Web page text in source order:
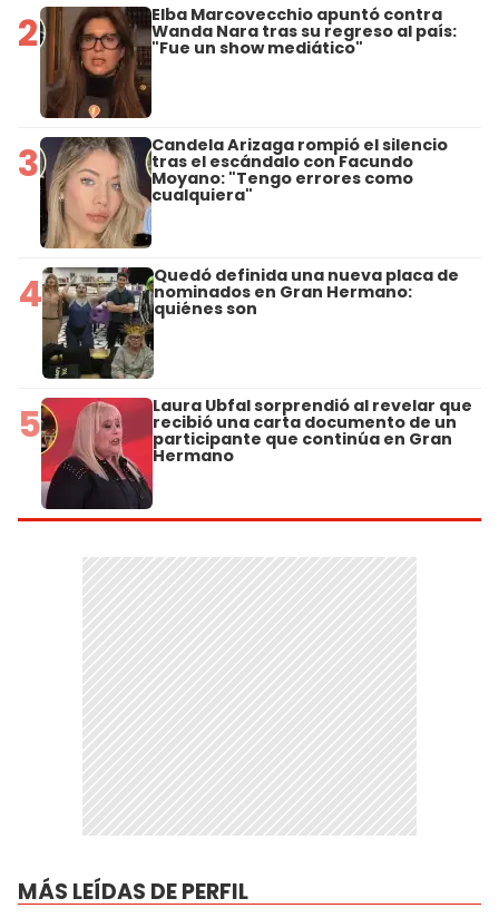
2 Elba Marcovecchio apuntó contra
Wanda Nara tras su regreso al país:
"Fue un show mediático"
3 Candela Arizaga rompió el silencio
tras el escándalo con Facundo
Moyano: "Tengo errores como
cualquiera"
4 Quedó definida una nueva placa de
nominados en Gran Hermano:
quiénes son
5 Laura Ubfal sorprendió al revelar que
recibió una carta documento de un
participante que continúa en Gran
Hermano
MÁS LEÍDAS DE PERFIL